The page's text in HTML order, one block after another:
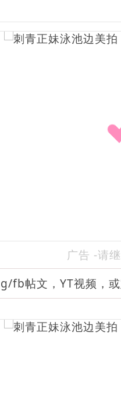
广告 -请
fb帖文，YT视频，